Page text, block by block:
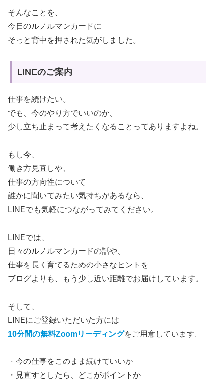
そんなことを、
今日のルノルマンカードに
そっと背中を押された気がしました。
LINEのご案内
仕事を続けたい。
でも、今のやり方でいいのか、
少し立ち止まって考えたくなることってありますよね。
もし今、
働き方見直しや、
仕事の方向性について
誰かに聞いてみたい気持ちがあるなら、
LINEでも気軽につながってみてください。
LINEでは、
日々のルノルマンカードの話や、
仕事を長く育てるための小さなヒントを
ブログよりも、もう少し近い距離でお届けしています。
そして、
LINEにご登録いただいた方には
10分間の無料Zoomリーディングをご用意しています。
・今の仕事をこのまま続けていいか
・見直すとしたら、どこがポイントか